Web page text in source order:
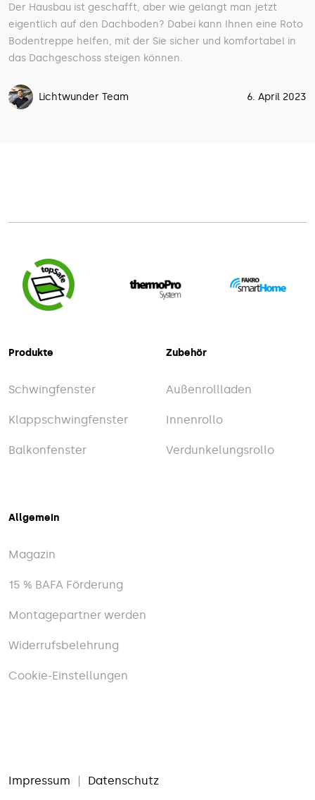
Der Hausbau ist geschafft, aber wie gelangt man jetzt
eigentlich auf den Dachboden? Dabei kann Ihnen eine Roto
Bodentreppe helfen, mit der Sie sicher und komfortabel in
das Dachgeschoss steigen können.
Lichtwunder Team 6. April 2023
Produkte
Schwingfenster
Klappschwingfenster
Balkonfenster
Zubehör
Außenrollladen
Innenrollo
Verdunkelungsrollo
Allgemein
Magazin
15 % BAFA Förderung
Montagepartner werden
Widerrufsbelehrung
Cookie-Einstellungen
Impressum | Datenschutz